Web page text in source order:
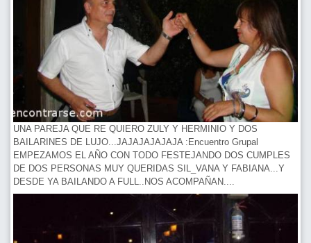
UNA PAREJA QUE RE QUIERO ZULY Y HERMINIO Y DOS
BAILARINES DE LUJO...JAJAJAJAJAJA :Encuentro Grupal
EMPEZAMOS EL AÑO CON TODO FESTEJANDO DOS CUMPLES
DE DOS PERSONAS MUY QUERIDAS SIL_VANA Y FABIANA...Y
DESDE YA BAILANDO A FULL..NOS ACOMPAÑAN....